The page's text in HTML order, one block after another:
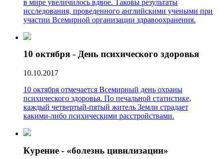
в мире увеличилось вдвое. Таковы результаты
исследования, проведенного английскими учеными при
участии Всемирной организации здравоохранения.
10 октября - День психического здоровья
10.10.2017
10 октября отмечается Всемирный день охраны
психического здоровья. По печальной статистике,
каждый четвертый-пятый житель Земли страдает
какими-либо психическими расстройствами.
Курение - «болезнь цивилизации»